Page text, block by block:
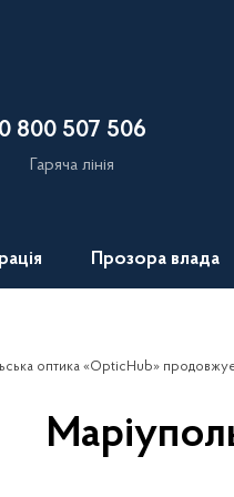
0 800 507 506
Гаряча лінія
Прозора влада
оптика «OpticHub»